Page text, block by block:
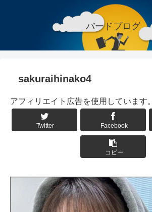
バードブログ
sakuraihinako4
アフィリエイト広告を使用しています。
Twitter Facebook
コピー